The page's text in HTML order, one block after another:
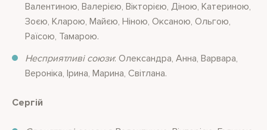
Валентиною, Валерією, Вікторією, Діною, Катериною,
Зоєю, Кларою, Майєю, Ніною, Оксаною, Ольгою,
Раїсою, Тамарою.
Несприятливі союзи: Олександра, Анна, Варвара,
Вероніка, Ірина, Марина, Світлана.
Сергій